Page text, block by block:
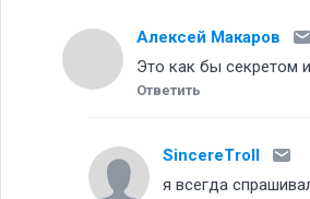
Алексей Макаров
Это как бы секретом
Ответить
SincereTroll
я всегда